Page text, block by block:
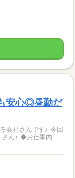
安心◎昼勤だ
さんです♪ 今回
事内